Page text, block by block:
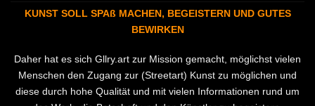
KUNST SOLL SPAß MACHEN, BEGEISTERN UND GUTES
BEWIRKEN
Daher hat es sich Gllry.art zur Mission gemacht, möglichst vielen
Menschen den Zugang zur (Streetart) Kunst zu möglichen und
diese durch hohe Qualität und mit vielen Informationen rund um